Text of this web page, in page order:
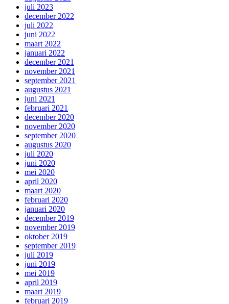
juli 2023
december 2022
juli 2022
juni 2022
maart 2022
januari 2022
december 2021
november 2021
september 2021
augustus 2021
juni 2021
februari 2021
december 2020
november 2020
september 2020
augustus 2020
juli 2020
juni 2020
mei 2020
april 2020
maart 2020
februari 2020
januari 2020
december 2019
november 2019
oktober 2019
september 2019
juli 2019
juni 2019
mei 2019
april 2019
maart 2019
februari 2019